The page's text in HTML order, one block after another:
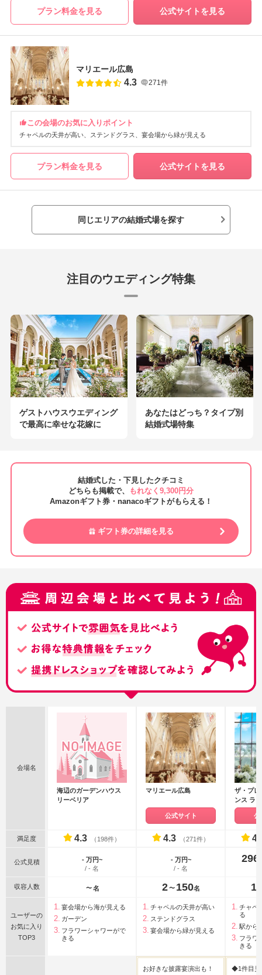
プラン料金を見る 公式サイトを見る
マリエール広島
4.3 271件
この会場のお気に入りポイント
チャペルの天井が高い ステンドグラス 宴会場から緑が見える
プラン料金を見る 公式サイトを見る
同じエリアの結婚式場を探す
注目のウエディング特集
ゲストハウスウエディング
で最高に幸せな花嫁に
あなたはどっち？タイプ別
結婚式場特集
結婚式した・下見したクチコミ
どちらも掲載で、
もれなく9,300円分
Amazonギフト券・nanacoギフトがもらえる！
ギフト券の詳細を見る
会場名
海辺のガーデンハウス
リーベリア
マリエール広島
公式サイト
ザ・プレ
ンス ラ
島
公
満足度 4.3 （198件） 4.3 （271件）
公式見積
- 万円~
/ - 名
- 万円~
/ - 名
296
収容人数 〜 名 2 〜 150名 1
ユーザーの
お気に入り
TOP3
宴会場から海が見える
ガーデン
フラワーシャワーがで
きる
チャペルの天井が高い
ステンドグラス
宴会場から緑が見える
チャペ
る
駅から
フラワ
きる
お好きな披露宴演出も！
◆1件目見